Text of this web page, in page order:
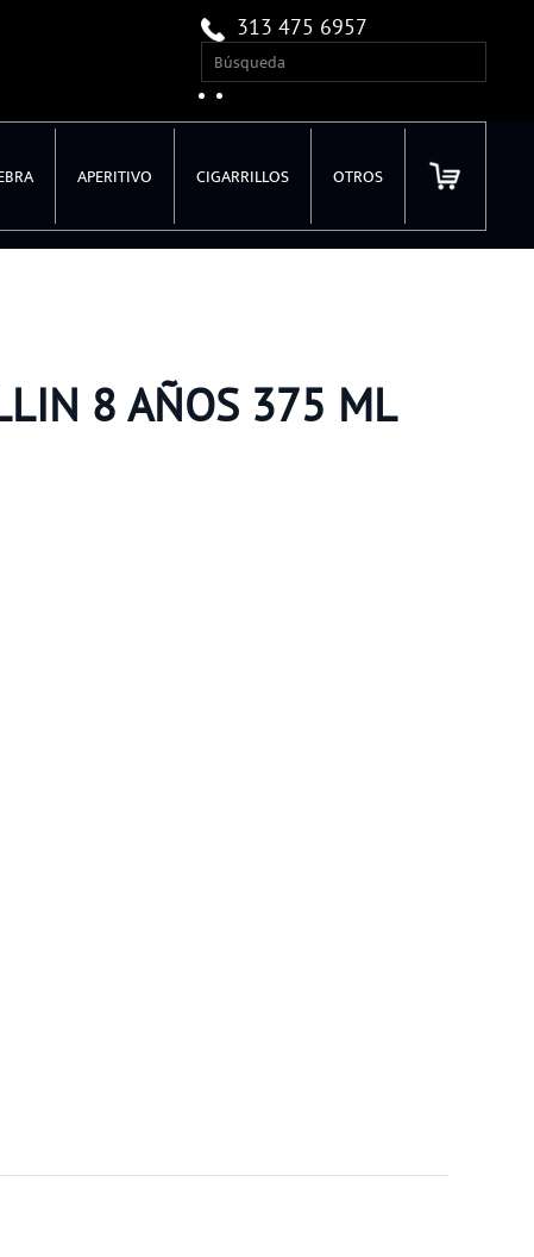
313 475 6957
APERITIVO CIGARRILLOS OTROS
8 AÑOS 375 ML